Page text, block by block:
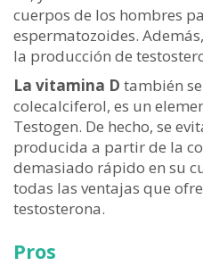
cuerpos de los hombres
espermatozoides.
la producción de
La vitamina D también
colecalciferol, es un
Testogen. De hecho, se
producida a partir de la
demasiado rápido en su
todas las ventajas que
testosterona.
Pros